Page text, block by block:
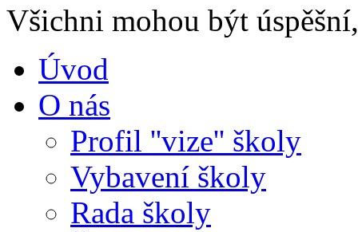
Všichni mohou být
Úvod
O nás
Profil ''vize'' školy
Vybavení školy
Rada školy